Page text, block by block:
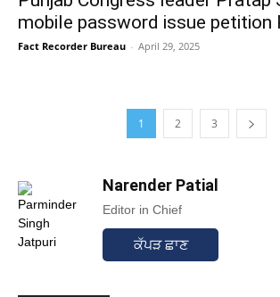
mobile password issue petition
Fact Recorder Bureau - April 29, 2025
1 2 3
Narender Patial
Editor in Chief
ਕੱਪੜ ਛਾਣ